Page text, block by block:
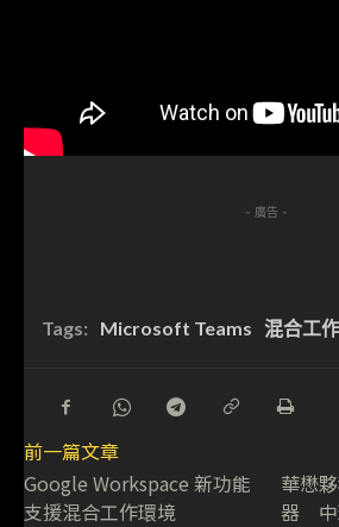
- 廣告 -
Tags: Microsoft Teams 混合工作
前一篇文章
Google Workspace 新功能
支援混合工作環境
華懋
器 中